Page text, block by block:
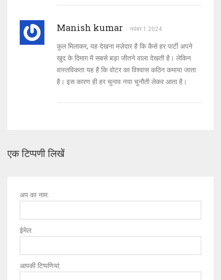
Manish kumar नवंबर 1 2024
कुल मिलाकर, यह देखना मज़ेदार है कि कैसे हर पार्टी अपने
खुद के दिमाग़ में सबसे बड़ा जीतने वाला देखती है। लेकिन
वास्तविकता यह है कि वोटर का विश्वास कठिन कमाया जाता
है। इस कारण ही हर चुनाव नया चुनौती लेकर आता है।
एक टिप्पणी लिखें
अप का नाम:
ईमेल:
आपकी टिप्पणियां: